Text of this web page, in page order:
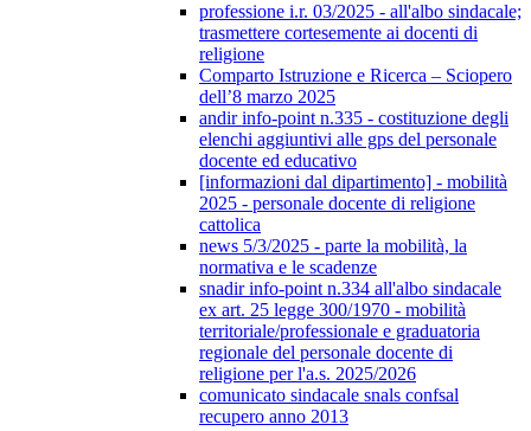
professione i.r. 03/2025 - all'albo sindacale;
trasmettere cortesemente ai docenti di
religione
Comparto Istruzione e Ricerca – Sciopero
dell’8 marzo 2025
andir info-point n.335 - costituzione degli
elenchi aggiuntivi alle gps del personale
docente ed educativo
[informazioni dal dipartimento] - mobilità
2025 - personale docente di religione
cattolica
news 5/3/2025 - parte la mobilità, la
normativa e le scadenze
snadir info-point n.334 all'albo sindacale
ex art. 25 legge 300/1970 - mobilità
territoriale/professionale e graduatoria
regionale del personale docente di
religione per l'a.s. 2025/2026
comunicato sindacale snals confsal
recupero anno 2013